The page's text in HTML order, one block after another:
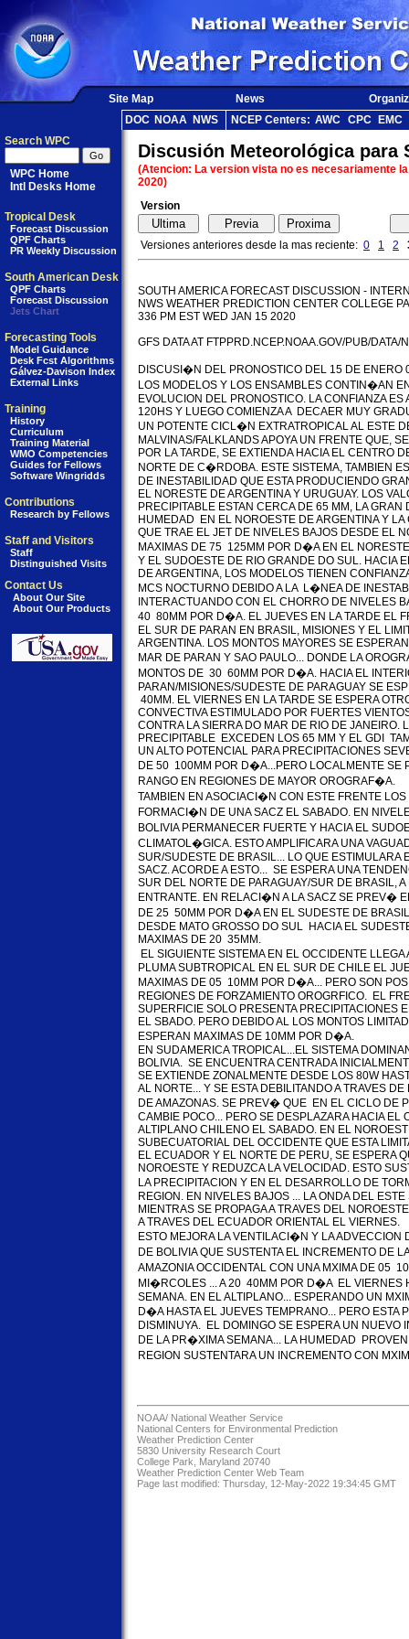
Site Map News
DOC NOAA NWS NCEP Centers: AWC CPC
EMC
Search WPC
WPC Home
Intl Desks Home
Tropical Desk
Forecast Discussion
QPF Charts
PR Weekly Discussion
South American Desk
QPF Charts
Forecast Discussion
Jets Chart
Forecasting Tools
Model Guidance
Desk Fcst Algorithms
Gálvez-Davison Index
External Links
Training
History
Curriculum
Training Material
WMO Competencies
Guides for Fellows
Software Wingridds
Contributions
Research by Fellows
Staff and Visitors
Staff
Distinguished Visits
Contact Us
About Our Site
About Our Products
Discusión Meteorológica para
(Atencion: La version vista no es necesariamente
2020)
Version
Versiones anteriores desde la mas reciente: 0 1 2
SOUTH AMERICA FORECAST DISCUSSION -
NWS WEATHER PREDICTION CENTER COLLEGE
336 PM EST WED JAN 15 2020
GFS DATA AT FTPPRD.NCEP.NOAA.GOV/PUB/DATA/
DISCUSI�N DEL PRONOSTICO DEL 15 DE ENERO
LOS MODELOS Y LOS ENSAMBLES CONTIN�AN
EVOLUCION DEL PRONOSTICO. LA CONFIANZA ES
120HS Y LUEGO COMIENZA A  DECAER MUY
UN POTENTE CICL�N EXTRATROPICAL AL ESTE
MALVINAS/FALKLANDS APOYA UN FRENTE QUE,
POR LA TARDE, SE EXTIENDA HACIA EL CENTRO
NORTE DE C�RDOBA. ESTE SISTEMA, TAMBIEN
DE INESTABILIDAD QUE ESTA PRODUCIENDO
EL NORESTE DE ARGENTINA Y URUGUAY. LOS
PRECIPITABLE ESTAN CERCA DE 65 MM, LA GRAN
HUMEDAD  EN EL NOROESTE DE ARGENTINA Y
QUE TRAE EL JET DE NIVELES BAJOS DESDE EL
MAXIMAS DE 75  125MM POR D�A EN EL
Y EL SUDOESTE DE RIO GRANDE DO SUL. HACIA
DE ARGENTINA, LOS MODELOS TIENEN
MCS NOCTURNO DEBIDO A LA  L�NEA DE
INTERACTUANDO CON EL CHORRO DE NIVELES
40  80MM POR D�A. EL JUEVES EN LA TARDE EL
EL SUR DE PARAN EN BRASIL, MISIONES Y EL
ARGENTINA. LOS MONTOS MAYORES SE
MAR DE PARAN Y SAO PAULO... DONDE LA
MONTOS DE  30  60MM POR D�A. HACIA EL
PARAN/MISIONES/SUDESTE DE PARAGUAY SE
40MM. EL VIERNES EN LA TARDE SE ESPERA
CONVECTIVA ESTIMULADO POR FUERTES
CONTRA LA SIERRA DO MAR DE RIO DE JANEIRO.
PRECIPITABLE  EXCEDEN LOS 65 MM Y EL GDI
UN ALTO POTENCIAL PARA PRECIPITACIONES
DE 50  100MM POR D�A...PERO LOCALMENTE SE
RANGO EN REGIONES DE MAYOR OROGRAF�A.
TAMBIEN EN ASOCIACI�N CON ESTE FRENTE
FORMACI�N DE UNA SACZ EL SABADO. EN
BOLIVIA PERMANECER FUERTE Y HACIA EL
CLIMATOL�GICA. ESTO AMPLIFICARA UNA
SUR/SUDESTE DE BRASIL... LO QUE ESTIMULARA
SACZ. ACORDE A ESTO...  SE ESPERA UNA
SUR DEL NORTE DE PARAGUAY/SUR DE BRASIL,
ENTRANTE. EN RELACI�N A LA SACZ SE PREV�
DE 25  50MM POR D�A EN EL SUDESTE DE
DESDE MATO GROSSO DO SUL  HACIA EL
MAXIMAS DE 20  35MM.
EL SIGUIENTE SISTEMA EN EL OCCIDENTE
PLUMA SUBTROPICAL EN EL SUR DE CHILE EL
MAXIMAS DE 05  10MM POR D�A... PERO SON
REGIONES DE FORZAMIENTO OROGRFICO.  EL
SUPERFICIE SOLO PRESENTA PRECIPITACIONES
EL SBADO. PERO DEBIDO AL LOS MONTOS
ESPERAN MAXIMAS DE 10MM POR D�A.
EN SUDAMERICA TROPICAL...EL SISTEMA
BOLIVIA.  SE ENCUENTRA CENTRADA
SE EXTIENDE ZONALMENTE DESDE LOS 80W
AL NORTE... Y SE ESTA DEBILITANDO A TRAVES
DE AMAZONAS. SE PREV� QUE  EN EL CICLO DE
CAMBIE POCO... PERO SE DESPLAZARA HACIA EL
ALTIPLANO CHILENO EL SABADO. EN EL
SUBECUATORIAL DEL OCCIDENTE QUE ESTA
EL ECUADOR Y EL NORTE DE PERU, SE ESPERA
NOROESTE Y REDUZCA LA VELOCIDAD. ESTO
LA PRECIPITACION Y EN EL DESARROLLO DE
REGION. EN NIVELES BAJOS ... LA ONDA DEL
MIENTRAS SE PROPAGA A TRAVES DEL
A TRAVES DEL ECUADOR ORIENTAL EL VIERNES.
ESTO MEJORA LA VENTILACI�N Y LA ADVECCION
DE BOLIVIA QUE SUSTENTA EL INCREMENTO DE
AMAZONIA OCCIDENTAL CON UNA MXIMA DE 05
MI�RCOLES ... A 20  40MM POR D�A  EL VIERNES
SEMANA. EN EL ALTIPLANO... ESPERANDO UN
D�A HASTA EL JUEVES TEMPRANO... PERO ESTA
DISMINUYA.  EL DOMINGO SE ESPERA UN NUEVO
DE LA PR�XIMA SEMANA... LA HUMEDAD
REGION SUSTENTARA UN INCREMENTO CON
NOAA/ National Weather Service
National Centers for Environmental Prediction
Weather Prediction Center
5830 University Research Court
College Park, Maryland 20740
Weather Prediction Center Web Team
Page last modified: Thursday, 12-May-2022 19:34:45 GMT